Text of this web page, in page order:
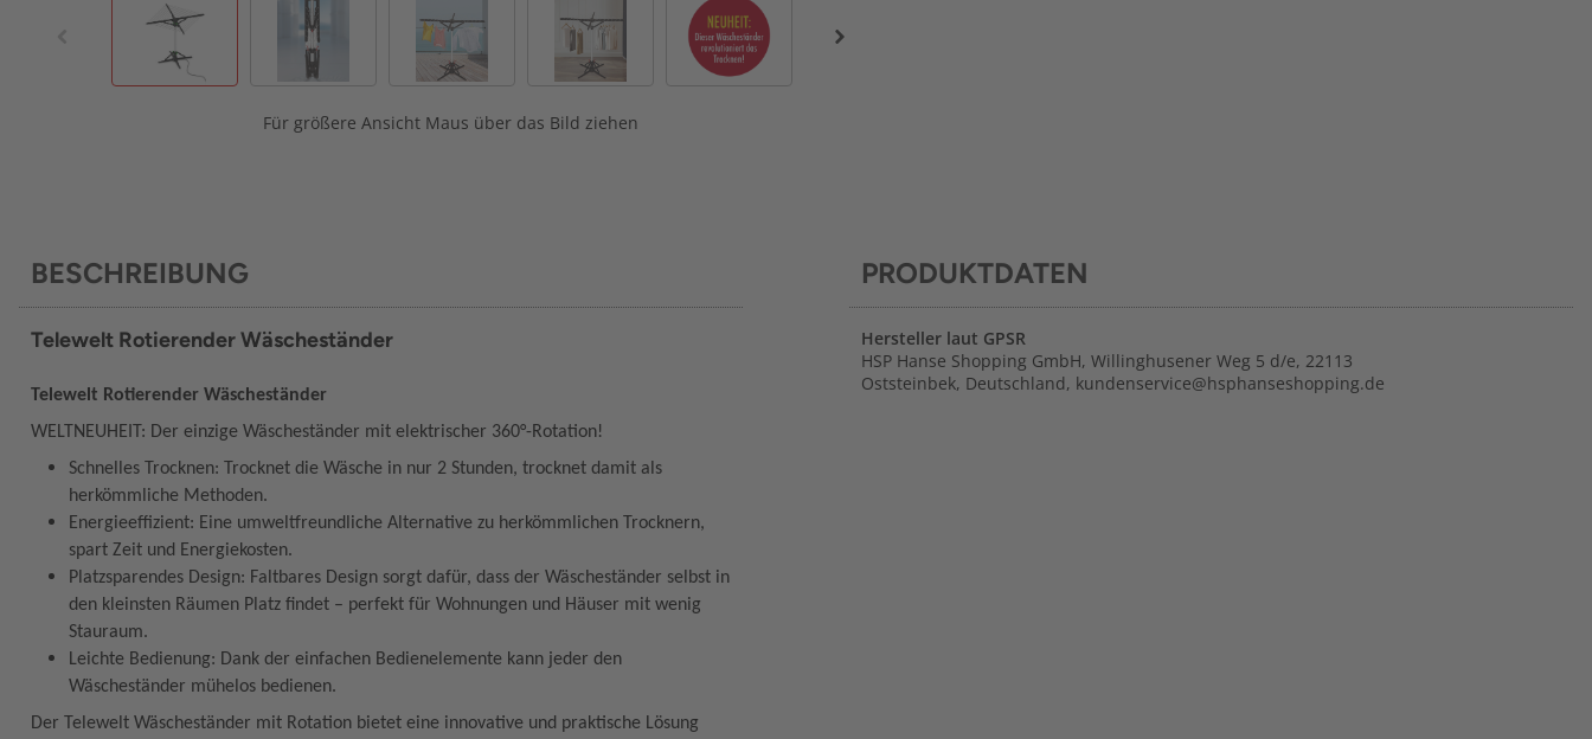
Für größere Ansicht Maus über das Bild ziehen
BESCHREIBUNG
Telewelt Rotierender Wäscheständer
Telewelt Rotierender Wäscheständer
WELTNEUHEIT: Der einzige Wäscheständer mit elektrischer 360°-Rotation!
Schnelles Trocknen: Trocknet die Wäsche in nur 2 Stunden, trocknet damit als
herkömmliche Methoden.
Energieeffizient: Eine umweltfreundliche Alternative zu herkömmlichen Trocknern,
spart Zeit und Energiekosten.
Platzsparendes Design: Faltbares Design sorgt dafür, dass der Wäscheständer selbst in
den kleinsten Räumen Platz findet – perfekt für Wohnungen und Häuser mit wenig
Stauraum.
Leichte Bedienung: Dank der einfachen Bedienelemente kann jeder den
Wäscheständer mühelos bedienen.
Der Telewelt Wäscheständer mit Rotation bietet eine innovative und praktische Lösung
PRODUKTDATEN
Hersteller laut GPSR
HSP Hanse Shopping GmbH, Willinghusener Weg 5 d/e, 22113
Oststeinbek, Deutschland, kundenservice@hsphanseshopping.de